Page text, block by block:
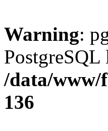
Warning:
/data/www/
136